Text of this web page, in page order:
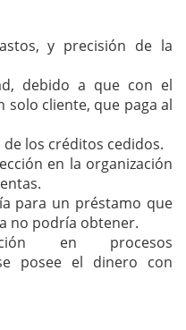
y precisión de la
debido a que con el
solo cliente, que paga al
los créditos cedidos.
en la organización
para un préstamo que
no podría obtener.
en procesos
posee el dinero con